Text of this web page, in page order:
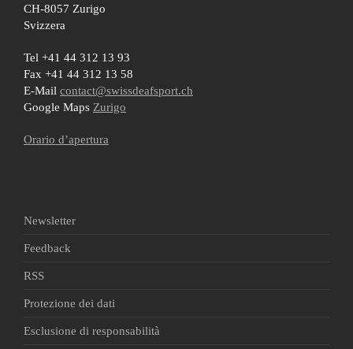
CH-8057 Zurigo
Svizzera
Tel +41 44 312 13 93
Fax +41 44 312 13 58
E-Mail contact@swissdeafsport.ch
Google Maps Zurigo
Orario d’apertura
Newsletter
Feedback
RSS
Protezione dei dati
Esclusione di responsabilità